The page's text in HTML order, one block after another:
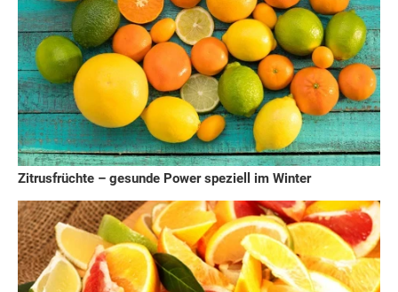
Zitrusfrüchte – gesunde Power speziell im Winter